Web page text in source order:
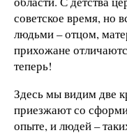
советское время, но
людьми – отцом,
прихожане
теперь!
Здесь мы видим две
приезжают со
опыте, и людей –